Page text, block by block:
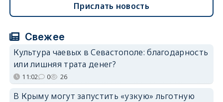
Прислать новость
Свежее
Культура чаевых в Севастополе: благодарность
или лишняя трата денег?
11:02 0 26
В Крыму могут запустить «узкую» льготную